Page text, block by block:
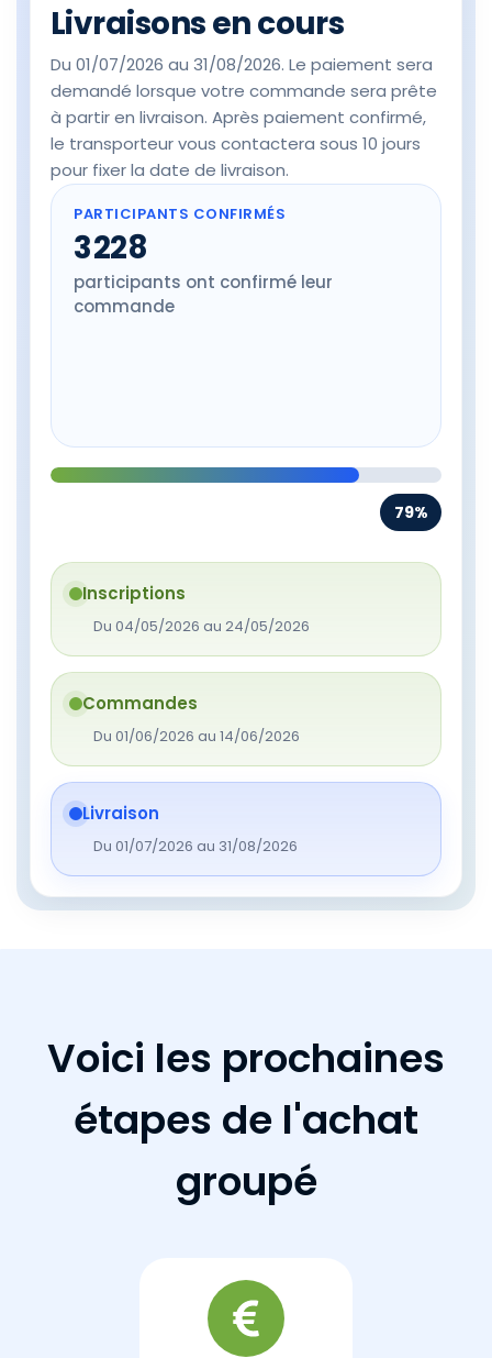
Livraisons en cours
Du 01/07/2026 au 31/08/2026. Le paiement sera
demandé lorsque votre commande sera prête
à partir en livraison. Après paiement confirmé,
le transporteur vous contactera sous 10 jours
pour fixer la date de livraison.
PARTICIPANTS CONFIRMÉS
3 228
participants ont confirmé leur
commande
79%
Inscriptions
Du 04/05/2026 au 24/05/2026
Commandes
Du 01/06/2026 au 14/06/2026
Livraison
Du 01/07/2026 au 31/08/2026
​Voici les prochaines
étapes de l'achat
groupé